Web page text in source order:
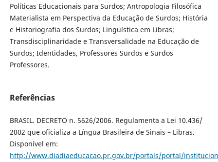
Políticas Educacionais para Surdos; Antropologia Filosófica
Materialista em Perspectiva da Educação de Surdos; História
e Historiografia dos Surdos; Linguística em Libras;
Transdisciplinaridade e Transversalidade na Educação de
Surdos; Identidades, Professores Surdos e Surdos
Professores.
Referências
BRASIL. DECRETO n. 5626/2006. Regulamenta a Lei 10.436/
2002 que oficializa a Língua Brasileira de Sinais – Libras.
Disponível em:
http://www.diadiaeducacao.pr.gov.br/portals/portal/